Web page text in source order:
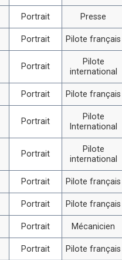
Portrait Presse
Portrait Pilote français
Portrait
Pilote
international
Portrait Pilote français
Portrait
Pilote
International
Portrait
Pilote
international
Portrait Pilote français
Portrait Pilote français
Portrait Mécanicien
Portrait Pilote français